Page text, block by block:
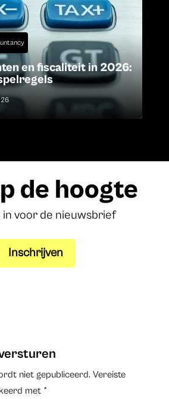
en fiscaliteit in 2026:
de hoogte
in voor de nieuwsbrief
Inschrijven
niet gepubliceerd. Vereiste
met *